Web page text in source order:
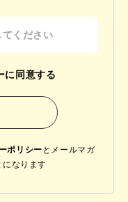
に同意する
ポリシー と メールマガ
になります